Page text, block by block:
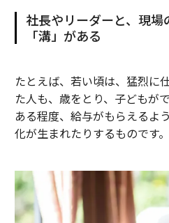
社長やリーダーと、現
「溝」がある
たとえば、若い頃は、猛烈に
た人も、歳をとり、子どもが
ある程度、給与がもらえるよ
化が生まれたりするものです。